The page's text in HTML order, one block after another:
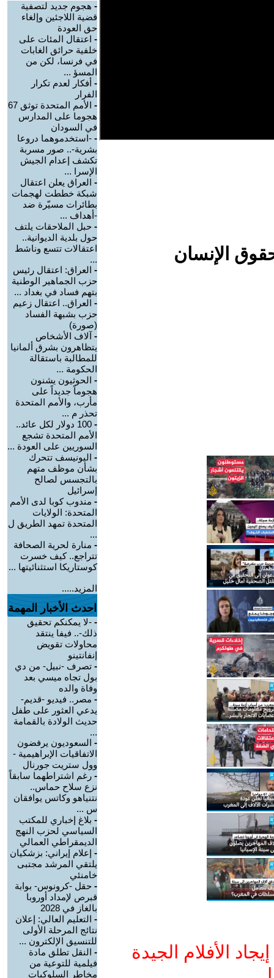
الإنسان
الأفلام الجيدة
- هجوم جديد لتصفية
قضية اللاجئين وإلغاء
حق العودة
- اعتقال المئات على
خلفية حرائق الغابات
في فرنسا، لكن من
المسؤ ...
- أفكار لعدم تكرار
الفرار
-
الأمم المتحدة توثق 67
هجوما على المدارس
في السودان
- -استخدموهما دروعا
بشرية-.. صور مسربة
تكشف إعدام الجيش
الإسرا ...
- العراق يعلن اعتقال
شبكة خططت لهجمات
بطائرات مسيّرة ضد
-أهداف ...
- حبل الملاحقات يلتف
حول بلدية الديوانية..
اعتقالات تتسع وناشط
...
- العراق: اعتقال رئيس
حزب الجماهير الوطنية
بتهم فساد في بغداد ...
- العراق.. اعتقال زعيم
حزب بشبهة الفساد
(صورة)
- آلاف الأشخاص
يتظاهرون بشرق ألمانيا
للمطالبة باستقالة
الحكومة ...
- الحوثيون يشنون
هجوماً جديداً على
مأرب، والأمم المتحدة
تحذر م ...
-
100 دولار لكل عائد..
الأمم المتحدة تشجع
السوريين على العودة ...
- اليونيسف تتحرك
بشأن موظف متهم
بالتجسس لصالح
إسرائيل
- مندوب كوبا لدى الأمم
المتحدة: الولايات
المتحدة تمهد الطريق ل
...
- منارة لحرية الصحافة
تتراجع.. كيف خسرت
كوستاريكا استثنائيتها ...
المزيد.....
احدث الأخبار المهمة
- -لا يمكنكم تحقيق
ذلك-.. فيفا ينتقد
محاولات تقويض
إنفانتينو
- تصرف -نبيل- من دي
بول تجاه ميسي بعد
وفاة والده
- مصر.. فيديو -قديم-
يدعي العثور على طفل
حديث الولادة بالقمامة
...
- السعوديون يرفضون
الاتفاقيات الإبراهيمية -
وول ستريت جورنال
- رغم اشتراطهما سابقاً
نزع سلاح حماس..
نتنياهو وكاتس يوافقان
س ...
- بلاغ إخباري للمكتب
السياسي لحزب النهج
الديمقراطي العمالي
- إعلام إيراني: بزشكيان
يلتقي المرشد مجتبى
خامنئي
- حقل -كرونوس- بوابة
قبرص لإمداد أوروبا
بالغاز في 2028
- التعليم العالي: إعلان
نتائج المرحلة الأولى
للتنسيق الإلكترون ...
- النقل تطلق مادة
فيلمية للتوعية من
مخاطر السلوكيات